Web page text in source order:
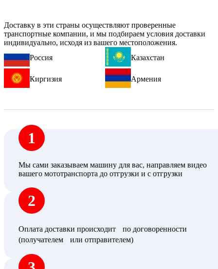
Доставку в эти страны осуществляют проверенные
транспортные компании, и мы подбираем условия доставки
индивидуально, исходя из вашего местоположения.
Россия
Казахстан
Киргизия Армения
1
Мы сами заказываем машину для вас, направляем видео
вашего мототранспорта до отгрузки и с отгрузки
2
Оплата доставки происходит по договоренности
(получателем или отправителем)